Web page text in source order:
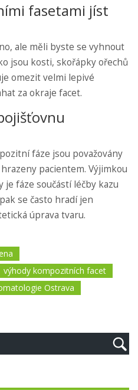
fasetami jíst
ale měli byste se vyhnout
jsou kosti, skořápky ořechů
omezit velmi lepivé
za okraje facet.
fáze jsou považovány
pacientem. Výjimkou
je fáze součástí léčby kazu
se často hradí jen
úprava tvaru.
výhody kompozitních facet
Ostrava